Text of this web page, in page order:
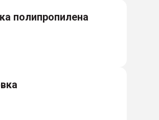
полипропилена